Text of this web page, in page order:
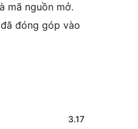
mã nguồn mở.
đóng góp vào
3.17